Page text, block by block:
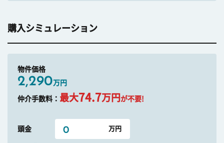
購入シミュレーション
物件価格
2,290万円
仲介手数料： 最大74.7万円 が不要!
頭金